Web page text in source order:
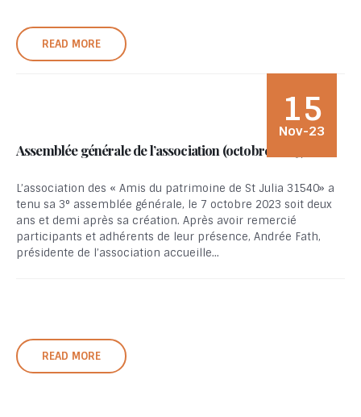
READ MORE
15
Nov-23
Assemblée générale de l’association (octobre 2023)
L’association des « Amis du patrimoine de St Julia 31540» a
tenu sa 3° assemblée générale, le 7 octobre 2023 soit deux
ans et demi après sa création. Après avoir remercié
participants et adhérents de leur présence, Andrée Fath,
présidente de l’association accueille...
READ MORE